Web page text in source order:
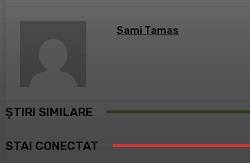
Sami Tamas
ȘTIRI SIMILARE
STAI CONECTAT